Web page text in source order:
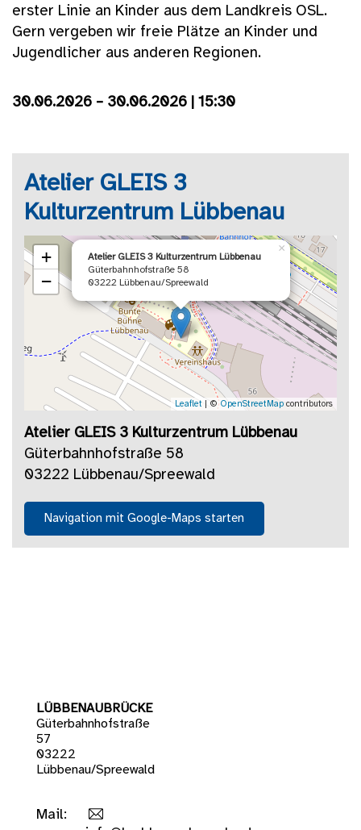
erster Linie an Kinder aus dem Landkreis OSL.
Gern vergeben wir freie Plätze an Kinder und
Jugendlicher aus anderen Regionen.
30.06.2026 – 30.06.2026 | 15:30
Atelier GLEIS 3
Kulturzentrum Lübbenau
Atelier GLEIS 3 Kulturzentrum Lübbenau
Güterbahnhofstraße 58
03222 Lübbenau/Spreewald
×
+
−
Leaflet | ©OpenStreetMap contributors
Atelier GLEIS 3 Kulturzentrum Lübbenau
Güterbahnhofstraße 58
03222 Lübbenau/Spreewald
Navigation mit Google-Maps starten
LÜBBENAUBRÜCKE
Güterbahnhofstraße
57
03222
Lübbenau/Spreewald
Mail: